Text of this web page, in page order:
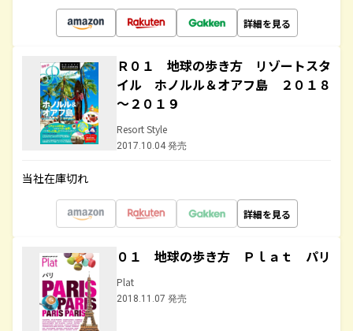
詳細を見る
Ｒ０１ 地球の歩き方 リゾートスタ
イル ホノルル＆オアフ島 ２０１８
～２０１９
Resort Style
2017.10.04 発売
当社在庫切れ
詳細を見る
０１ 地球の歩き方 Ｐｌａｔ パリ
Plat
2018.11.07 発売